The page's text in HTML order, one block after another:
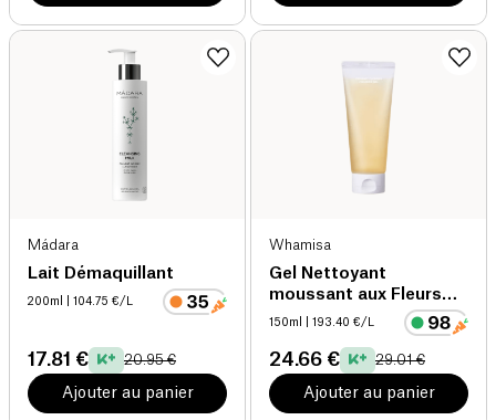
Mádara
Lait Démaquillant
200ml | 104.75 €/L
17.81 € 20.95 €
Ajouter au panier
Whamisa
Gel Nettoyant
moussant aux Fleurs
Fermentées Korean
150ml | 193.40 €/L
24.66 € 29.01 €
Ajouter au panier